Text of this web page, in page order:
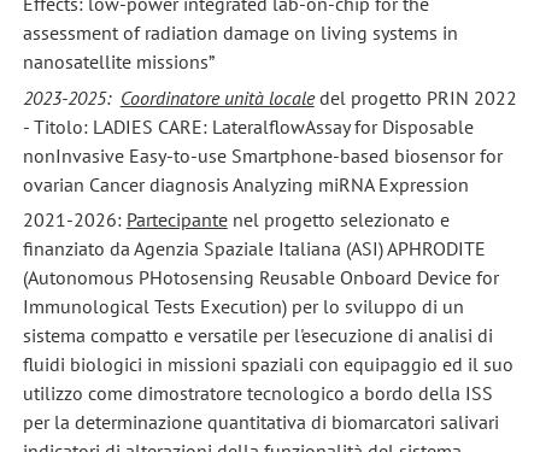
assessment of radiation damage on living systems in
nanosatellite missions”
2023-2025: Coordinatore unità locale del progetto PRIN 2022
- Titolo: LADIES CARE: LateralflowAssay for Disposable
nonInvasive Easy-to-use Smartphone-based biosensor for
ovarian Cancer diagnosis Analyzing miRNA Expression
2021-2026: Partecipantenel progetto selezionato e
finanziato da Agenzia Spaziale Italiana (ASI) APHRODITE
(Autonomous PHotosensing Reusable Onboard Device for
Immunological Tests Execution) per lo sviluppo di un
sistema compatto e versatile per l'esecuzione di analisi di
fluidi biologici in missioni spaziali con equipaggio ed il suo
utilizzo come dimostratore tecnologico a bordo della ISS
per la determinazione quantitativa di biomarcatori salivari